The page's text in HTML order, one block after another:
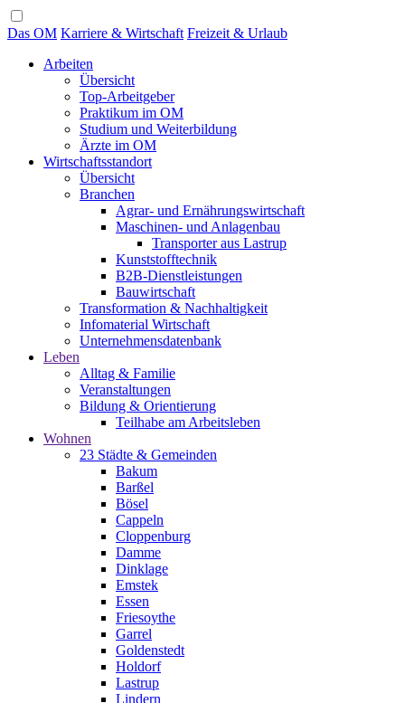
Das OM Karriere & Wirtschaft Freizeit & Urlaub
Arbeiten
Übersicht
Top-Arbeitgeber
Praktikum im OM
Studium und Weiterbildung
Ärzte im OM
Wirtschaftsstandort
Übersicht
Branchen
Agrar- und Ernährungswirtschaft
Maschinen- und Anlagenbau
Transporter aus Lastrup
Kunststofftechnik
B2B-Dienstleistungen
Bauwirtschaft
Transformation & Nachhaltigkeit
Infomaterial Wirtschaft
Unternehmensdatenbank
Leben
Alltag & Familie
Veranstaltungen
Bildung & Orientierung
Teilhabe am Arbeitsleben
Wohnen
23 Städte & Gemeinden
Bakum
Barßel
Bösel
Cappeln
Cloppenburg
Damme
Dinklage
Emstek
Essen
Friesoythe
Garrel
Goldenstedt
Holdorf
Lastrup
Lindern